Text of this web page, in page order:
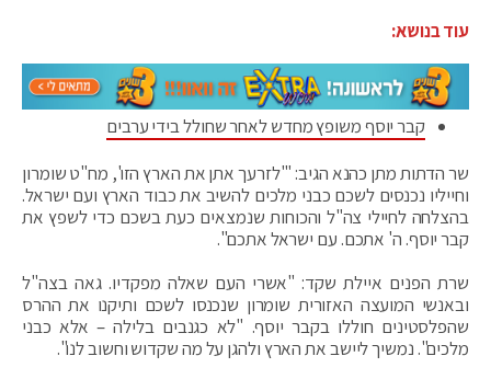
עוד בנושא:
קבר יוסף משופץ מחדש לאחר שחולל בידי ערבים
שר הדתות מתן כהנא הגיב: "'לזרעך אתן את הארץ הזו', מח"ט שומרון
וחייליו נכנסים לשכם כבני מלכים להשיב את כבוד הארץ ועם ישראל.
בהצלחה לחיילי צה"ל והכוחות שנמצאים כעת בשכם כדי לשפץ את
קבר יוסף. ה' אתכם. עם ישראל אתכם".
שרת הפנים איילת שקד: "אשרי העם שאלה מפקדיו. גאה בצה"ל
ובאנשי המועצה האזורית שומרון שנכנסו לשכם ותיקנו את ההרס
שהפלסטינים חוללו בקבר יוסף. "לא כגנבים בלילה – אלא כבני
מלכים". נמשיך ליישב את הארץ ולהגן על מה שקדוש וחשוב לנו".